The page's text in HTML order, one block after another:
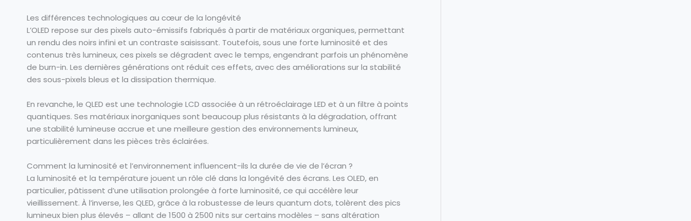
Les différences technologiques au cœur de la longévité
L’OLED repose sur des pixels auto-émissifs fabriqués à partir de matériaux organiques, permettant
un rendu des noirs infini et un contraste saisissant. Toutefois, sous une forte luminosité et des
contenus très lumineux, ces pixels se dégradent avec le temps, engendrant parfois un phénomène
de burn-in. Les dernières générations ont réduit ces effets, avec des améliorations sur la stabilité
des sous-pixels bleus et la dissipation thermique.
En revanche, le QLED est une technologie LCD associée à un rétroéclairage LED et à un filtre à points
quantiques. Ses matériaux inorganiques sont beaucoup plus résistants à la dégradation, offrant
une stabilité lumineuse accrue et une meilleure gestion des environnements lumineux,
particulièrement dans les pièces très éclairées.
Comment la luminosité et l’environnement influencent-ils la durée de vie de l’écran ?
La luminosité et la température jouent un rôle clé dans la longévité des écrans. Les OLED, en
particulier, pâtissent d’une utilisation prolongée à forte luminosité, ce qui accélère leur
vieillissement. À l’inverse, les QLED, grâce à la robustesse de leurs quantum dots, tolèrent des pics
lumineux bien plus élevés – allant de 1500 à 2500 nits sur certains modèles – sans altération